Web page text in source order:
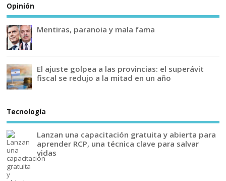
Opinión
Mentiras, paranoia y mala fama
El ajuste golpea a las provincias: el superávit
fiscal se redujo a la mitad en un año
Tecnología
Lanzan una capacitación gratuita y abierta para
aprender RCP, una técnica clave para salvar
vidas